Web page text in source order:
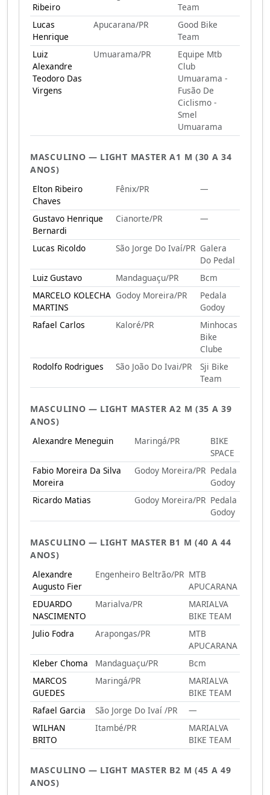
Ribeiro
Team
Lucas
Henrique
Apucarana/PR
Good Bike
Team
Luiz
Alexandre
Teodoro Das
Virgens
Umuarama/PR
Equipe Mtb
Club
Umuarama -
Fusão De
Ciclismo -
Smel
Umuarama
MASCULINO — LIGHT MASTER A1 M (30 A 34
ANOS)
Elton Ribeiro
Chaves
Fênix/PR —
Gustavo Henrique
Bernardi
Cianorte/PR —
Lucas Ricoldo São Jorge Do Ivaí/PR Galera
Do Pedal
Luiz Gustavo
Mandaguaçu/PR
Bcm
MARCELO KOLECHA
MARTINS
Godoy Moreira/PR
Pedala
Godoy
Rafael Carlos
Kaloré/PR
Minhocas
Bike
Clube
Rodolfo Rodrigues
São João Do Ivai/PR
Sji Bike
Team
MASCULINO — LIGHT MASTER A2 M (35 A 39
ANOS)
Alexandre Meneguin
Maringá/PR
BIKE
SPACE
Fabio Moreira Da Silva
Moreira
Godoy Moreira/PR Pedala
Godoy
Ricardo Matias
Godoy Moreira/PR Pedala
Godoy
MASCULINO — LIGHT MASTER B1 M (40 A 44
ANOS)
Alexandre
Augusto Fier
Engenheiro Beltrão/PR MTB
APUCARANA
EDUARDO
NASCIMENTO
Marialva/PR
MARIALVA
BIKE TEAM
Julio Fodra
Arapongas/PR
MTB
APUCARANA
Kleber Choma
Mandaguaçu/PR
Bcm
MARCOS
GUEDES
Maringá/PR
MARIALVA
BIKE TEAM
Rafael Garcia
São Jorge Do Ivaí /PR
—
WILHAN
BRITO
Itambé/PR
MARIALVA
BIKE TEAM
MASCULINO — LIGHT MASTER B2 M (45 A 49
ANOS)